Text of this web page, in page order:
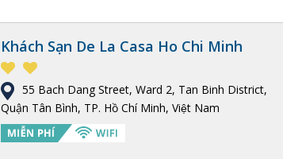
Khách Sạn De La Casa Ho Chi Minh
55 Bach Dang Street, Ward 2, Tan Binh District,
Quận Tân Bình, TP. Hồ Chí Minh, Việt Nam